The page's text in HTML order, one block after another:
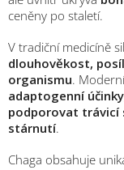
ceněny po staletí.
V tradiční medicíně
dlouhověkost,
organismu.
adaptogenní účinky
podporovat trávicí
stárnutí.
Chaga obsahuje